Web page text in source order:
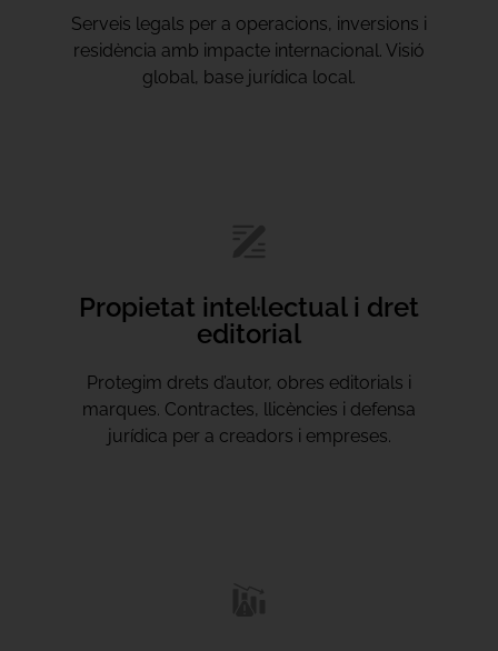
Serveis legals per a operacions, inversions i
residència amb impacte internacional. Visió
global, base jurídica local.
Propietat intel·lectual i dret
editorial
Protegim drets d’autor, obres editorials i
marques. Contractes, llicències i defensa
jurídica per a creadors i empreses.